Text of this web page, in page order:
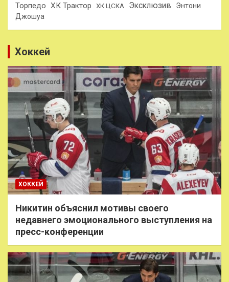
Торпедо ХК Трактор ХК ЦСКА Эксклюзив
Энтони
Джошуа
Хоккей
ХОККЕЙ
Никитин объяснил мотивы своего
недавнего эмоционального выступления на
пресс-конференции